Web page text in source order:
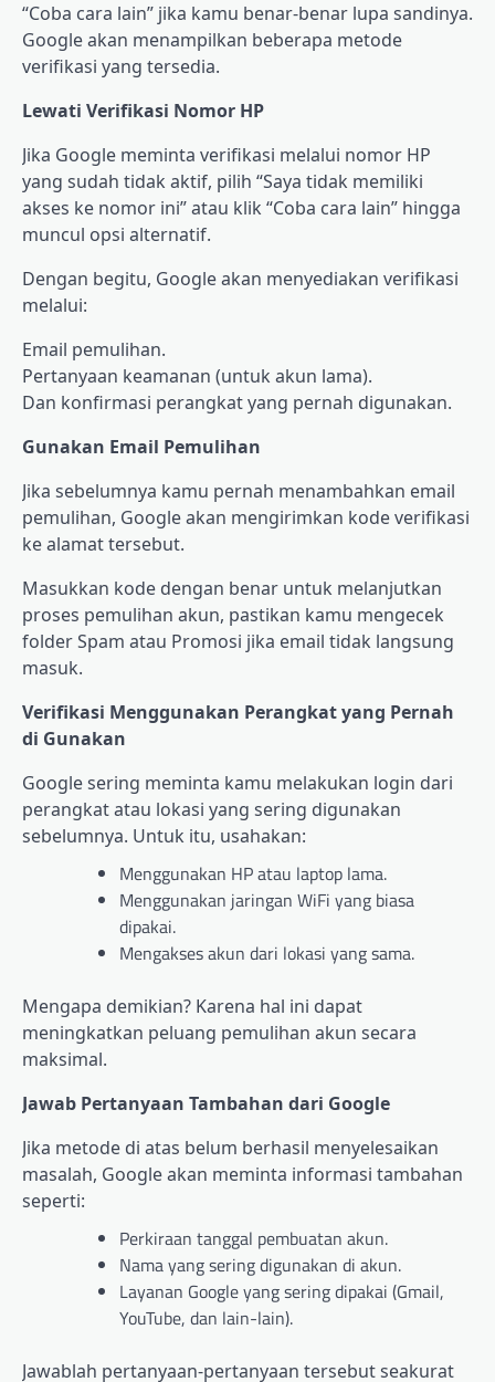
“Coba cara lain” jika kamu benar-benar lupa sandinya.
Google akan menampilkan beberapa metode
verifikasi yang tersedia.
Lewati Verifikasi Nomor HP
Jika Google meminta verifikasi melalui nomor HP
yang sudah tidak aktif, pilih “Saya tidak memiliki
akses ke nomor ini” atau klik “Coba cara lain” hingga
muncul opsi alternatif.
Dengan begitu, Google akan menyediakan verifikasi
melalui:
Email pemulihan.
Pertanyaan keamanan (untuk akun lama).
Dan konfirmasi perangkat yang pernah digunakan.
Gunakan Email Pemulihan
Jika sebelumnya kamu pernah menambahkan email
pemulihan, Google akan mengirimkan kode verifikasi
ke alamat tersebut.
Masukkan kode dengan benar untuk melanjutkan
proses pemulihan akun, pastikan kamu mengecek
folder Spam atau Promosi jika email tidak langsung
masuk.
Verifikasi Menggunakan Perangkat yang Pernah
di Gunakan
Google sering meminta kamu melakukan login dari
perangkat atau lokasi yang sering digunakan
sebelumnya. Untuk itu, usahakan:
Menggunakan HP atau laptop lama.
Menggunakan jaringan WiFi yang biasa
dipakai.
Mengakses akun dari lokasi yang sama.
Mengapa demikian? Karena hal ini dapat
meningkatkan peluang pemulihan akun secara
maksimal.
Jawab Pertanyaan Tambahan dari Google
Jika metode di atas belum berhasil menyelesaikan
masalah, Google akan meminta informasi tambahan
seperti:
Perkiraan tanggal pembuatan akun.
Nama yang sering digunakan di akun.
Layanan Google yang sering dipakai (Gmail,
YouTube, dan lain-lain).
Jawablah pertanyaan-pertanyaan tersebut seakurat